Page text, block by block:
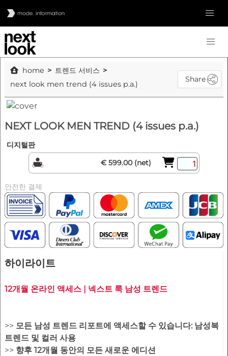
home
트렌드 서비스
next look men trend (4 issues p.a.)
Share
NEXT LOOK MEN TREND (4 issues p.a.)
디지털판
€ 599.00 (net)
안전한 결제
하이라이트
12개월 온라인 액세스 | 넥스트 룩 남성 트렌드
>> 모든 남성 트렌드 리포트에 액세스할 수 있습니다: 남성복
트렌드 및 컬러 사용
>> 향후 12개월 동안의 모든 새로운 에디션